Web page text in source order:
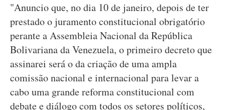
"Anuncio que, no dia 10 de janeiro, depois de ter
prestado o juramento constitucional obrigatório
perante a Assembleia Nacional da República
Bolivariana da Venezuela, o primeiro decreto que
assinarei será o da criação de uma ampla
comissão nacional e internacional para levar a
cabo uma grande reforma constitucional com
debate e diálogo com todos os setores políticos,